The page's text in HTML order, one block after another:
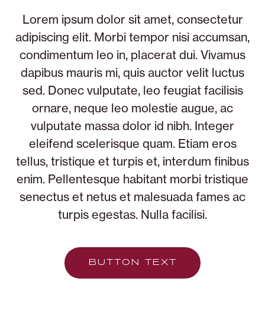
Lorem ipsum dolor sit amet, consectetur
adipiscing elit. Morbi tempor nisi accumsan,
condimentum leo in, placerat dui. Vivamus
dapibus mauris mi, quis auctor velit luctus
sed. Donec vulputate, leo feugiat facilisis
ornare, neque leo molestie augue, ac
vulputate massa dolor id nibh. Integer
eleifend scelerisque quam. Etiam eros
tellus, tristique et turpis et, interdum finibus
enim. Pellentesque habitant morbi tristique
senectus et netus et malesuada fames ac
turpis egestas. Nulla facilisi.
BUTTON TEXT